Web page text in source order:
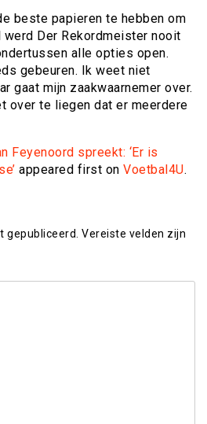
beste papieren te hebben om
werd Der Rekordmeister nooit
alle opties open.
gebeuren. Ik weet niet
gaat mijn zaakwaarnemer over.
over te liegen dat er meerdere
Feyenoord spreekt: ‘Er is
appeared first on Voetbal4U.
gepubliceerd. Vereiste velden zijn